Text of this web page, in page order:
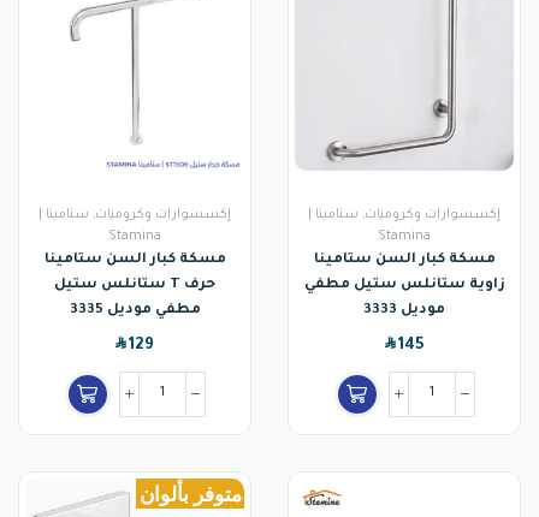
إكسسوارات وكروميات, ستامينا |
Stamina
مسكة كبار السن ستامينا
زاوية ستانلس ستيل مطفي
موديل 3333
SAR145
إكسسوارات وكروميات, ستامينا |
Stamina
مسكة كبار السن ستامينا
حرف T ستانلس ستيل
مطفي موديل 3335
SAR129
متوفر بألوان